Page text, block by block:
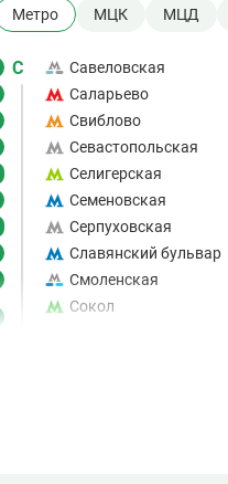
Метро МЦК МЦД
С Савеловская
Саларьево
Свиблово
Севастопольская
Селигерская
Семеновская
Серпуховская
Славянский бульвар
Смоленская
Сокол